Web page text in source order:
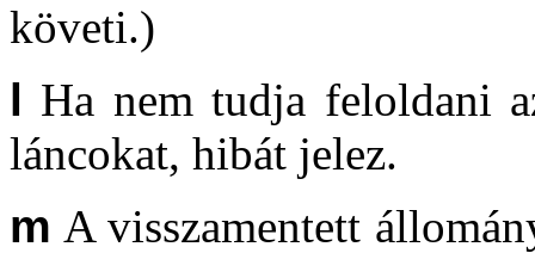
követi.)
l Ha nem tudja feloldani
láncokat, hibát jelez.
m A visszamentett